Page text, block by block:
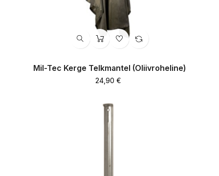
Mil-Tec Kerge Telkmantel (oliivroheline)
Hind
24,90 €